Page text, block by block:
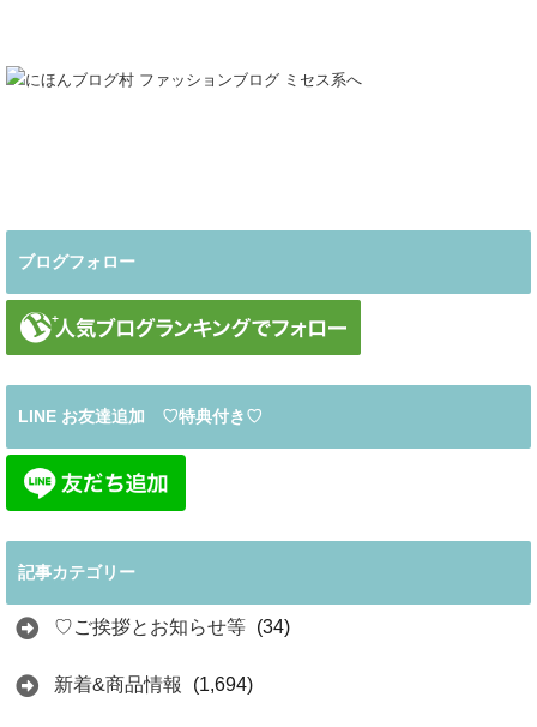
ブログフォロー
LINE お友達追加 ♡特典付き♡
記事カテゴリー
♡ご挨拶とお知らせ等 (34)
新着&商品情報 (1,694)